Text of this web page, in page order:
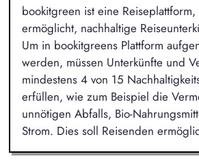
bookitgreen ist eine
ermöglicht, nachhaltige
Um in bookitgreens Plattform
werden, müssen Unterkünfte und
mindestens 4 von 15
erfüllen, wie zum Beispiel die
unnötigen Abfalls, Bio-
Strom. Dies soll Reisenden